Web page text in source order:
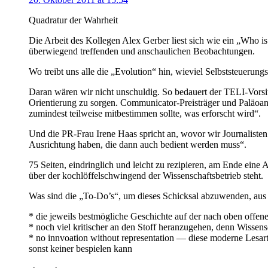
Quadratur der Wahrheit
Die Arbeit des Kollegen Alex Gerber liest sich wie ein „Who
überwiegend treffenden und anschaulichen Beobachtungen.
Wo treibt uns alle die „Evolution“ hin, wieviel
Daran wären wir nicht unschuldig. So bedauert der TELI-
Orientierung zu sorgen. Communicator-Preisträger und
zumindest teilweise mitbestimmen sollte, was erforscht wird“.
Und die PR-Frau Irene Haas spricht an, wovor wir
Ausrichtung haben, die dann auch bedient werden muss“.
75 Seiten, eindringlich und leicht zu rezipieren, am Ende eine
über der kochlöffelschwingend der Wissenschaftsbetrieb steht.
Was sind die „To-Do’s“, um dieses Schicksal abzuwenden,
* die jeweils bestmögliche Geschichte auf der nach oben
* noch viel kritischer an den Stoff heranzugehen, denn
* no innvoation without representation — diese moderne
sonst keiner bespielen kann